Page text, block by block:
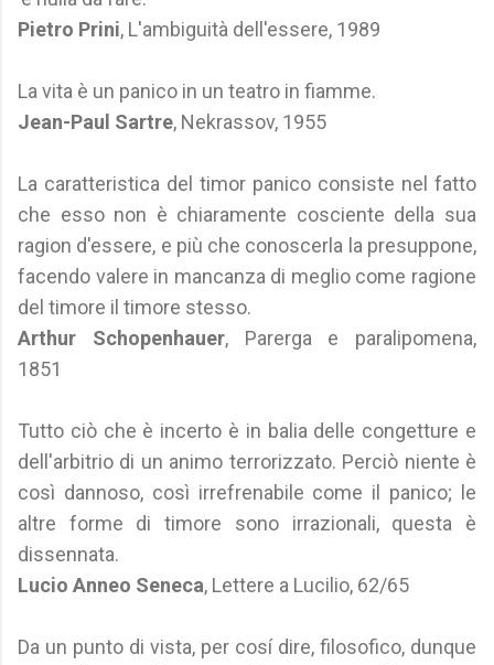
Pietro Prini, L'ambiguità dell'essere, 1989
La vita è un panico in un teatro in fiamme.
Jean-Paul Sartre, Nekrassov, 1955
La caratteristica del timor panico consiste nel fatto
che esso non è chiaramente cosciente della sua
ragion d'essere, e più che conoscerla la presuppone,
facendo valere in mancanza di meglio come ragione
del timore il timore stesso.
Arthur Schopenhauer, Parerga e paralipomena,
1851
Tutto ciò che è incerto è in balia delle congetture e
dell'arbitrio di un animo terrorizzato. Perciò niente è
così dannoso, così irrefrenabile come il panico; le
altre forme di timore sono irrazionali, questa è
dissennata.
Lucio Anneo Seneca, Lettere a Lucilio, 62/65
Da un punto di vista, per cosí dire, filosofico, dunque